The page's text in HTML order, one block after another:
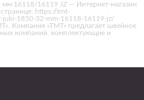
16118/16119 JZ — Интернет-магазин
https://tmt-
1850-32-mm-16118-16119-jz/
Компания «ТМТ» предлагает швейное
компаний, комплектующие и